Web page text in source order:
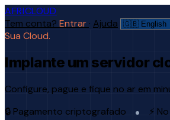
AFRICLOUD
Tem conta? Entrar · Ajuda
Sua Cloud.
Implante um servidor
Configure, pague e fique no ar em
🔒 Pagamento criptografado
⚡